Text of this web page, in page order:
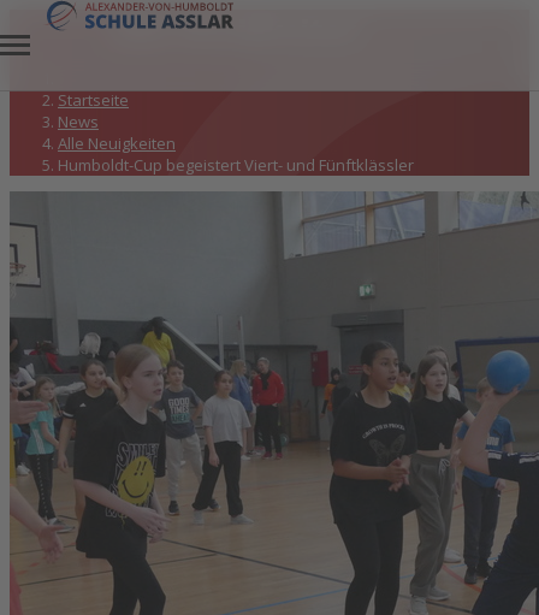
Alle Neuigkeiten
Startseite
News
Alle Neuigkeiten
Humboldt-Cup begeistert Viert- und Fünftklässler